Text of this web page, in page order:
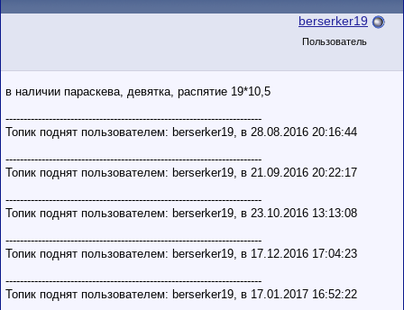
berserker19
Пользователь
в наличии параскева, девятка, распятие 19*10,5
-----------------------------------------------------------------------
Топик поднят пользователем: berserker19, в 28.08.2016 20:16:44
-----------------------------------------------------------------------
Топик поднят пользователем: berserker19, в 21.09.2016 20:22:17
-----------------------------------------------------------------------
Топик поднят пользователем: berserker19, в 23.10.2016 13:13:08
-----------------------------------------------------------------------
Топик поднят пользователем: berserker19, в 17.12.2016 17:04:23
-----------------------------------------------------------------------
Топик поднят пользователем: berserker19, в 17.01.2017 16:52:22